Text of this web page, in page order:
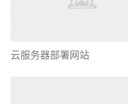
云服务器部署网站